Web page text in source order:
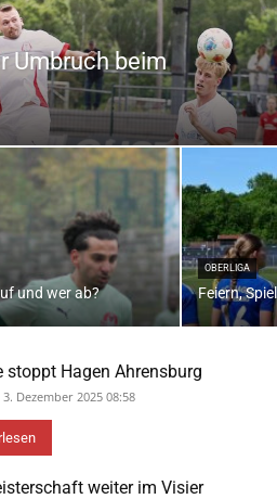
Umbruch beim
und wer ab?
OBERLIGA
Feiern,
stoppt Hagen Ahrensburg
3. Dezember 2025 08:58
weiter im Visier